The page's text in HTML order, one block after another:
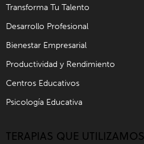
Transforma Tu Talento
Desarrollo Profesional
Bienestar Empresarial
Productividad y Rendimiento
Centros Educativos
Psicología Educativa
TERAPIAS QUE UTILIZAMOS